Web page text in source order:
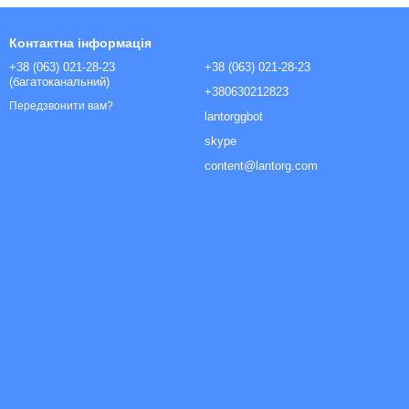
Контактна інформація
+38 (063) 021-28-23
(багатоканальний)
Передзвонити вам?
+38 (063) 021-28-23
+380630212823
lantorggbot
skype
content@lantorg.com